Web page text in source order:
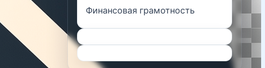
Финансовая грамотность